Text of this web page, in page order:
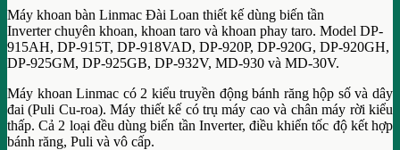
Máy khoan bàn Linmac Đài Loan thiết kế dùng biến tần
Inverter chuyên khoan, khoan taro và khoan phay taro. Model DP-
915AH, DP-915T, DP-918VAD, DP-920P, DP-920G, DP-920GH,
DP-925GM, DP-925GB, DP-932V, MD-930 và MD-30V.
Máy khoan Linmac có 2 kiểu truyền động bánh răng hộp số và dây
đai (Puli Cu-roa). Máy thiết kế có trụ máy cao và chân máy rời kiểu
thấp. Cả 2 loại đều dùng biến tần Inverter, điều khiển tốc độ kết hợp
bánh răng, Puli và vô cấp.